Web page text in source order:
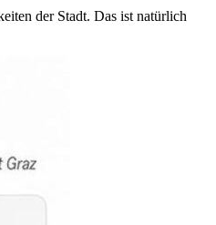
der Stadt. Das ist natürlich